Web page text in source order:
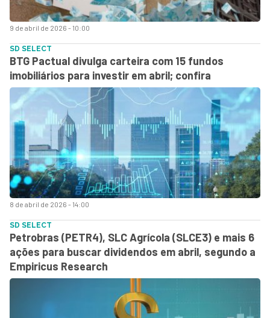
9 de abril de 2026 - 10:00
8 de abril de 2026 - 14:00
SD SELECT
BTG Pactual divulga carteira com 15 fundos
imobiliários para investir em abril; confira
SD SELECT
Petrobras (PETR4), SLC Agrícola (SLCE3) e mais 6
ações para buscar dividendos em abril, segundo a
Empiricus Research